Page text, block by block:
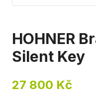
HOHNER
Silent Key
27 800 Kč